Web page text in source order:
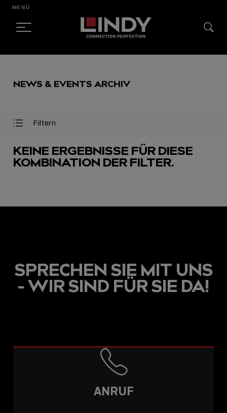
CONTENT
MENÜ
NEWS & EVENTS ARCHIV
Filter
Filter
Filtern
USB-C ÜBER LANGE
DISTANZEN: AKTIVE
USB-C-KABEL FÜR
STABILE 10 GBIT/S BIS
KEINE ERGEBNISSE FÜR DIESE
KOMBINATION DER FILTER.
SPRECHEN SIE MIT UNS
- WIR SIND FÜR SIE DA!
ANRUF